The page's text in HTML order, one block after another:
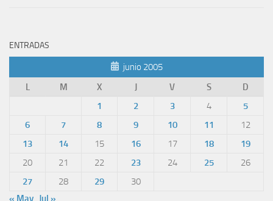
ENTRADAS
junio 2005
L
M X J V S
D
1
2 3 4
5
6
7 8 9 10 11
12
13
14 15 16 17 18
19
20
21 22 23 24 25
26
27
28 29
30
« May
Jul »